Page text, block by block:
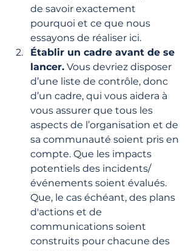
de savoir exactement
pourquoi et ce que nous
essayons de réaliser ici.
Établir un cadre avant de se
lancer. Vous devriez disposer
d’une liste de contrôle, donc
d’un cadre, qui vous aidera à
vous assurer que tous les
aspects de l’organisation et de
sa communauté soient pris en
compte. Que les impacts
potentiels des incidents/
événements soient évalués.
Que, le cas échéant, des plans
d'actions et de
communications soient
construits pour chacune des